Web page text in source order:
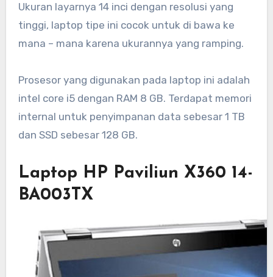
Ukuran layarnya 14 inci dengan resolusi yang
tinggi, laptop tipe ini cocok untuk di bawa ke
mana – mana karena ukurannya yang ramping.
Prosesor yang digunakan pada laptop ini adalah
intel core i5 dengan RAM 8 GB. Terdapat memori
internal untuk penyimpanan data sebesar 1 TB
dan SSD sebesar 128 GB.
Laptop HP Paviliun X360 14-
BA003TX